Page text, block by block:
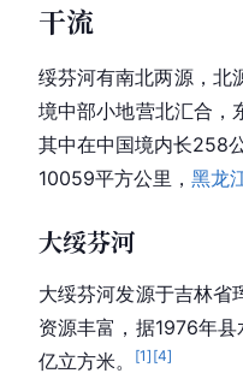
干流
绥芬河有南北两源，北
境中部小地营北汇合，
其中在中国境内长258
10059平方公里， 黑龙
大绥芬河
大绥芬河发源于吉林省
资源丰富，据1976年
亿立方米。
[1] [4]